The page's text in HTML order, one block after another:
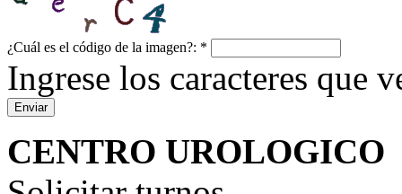
¿Cuál es el código de la imagen?: *
Ingrese los caracteres que
CENTRO UROLOGICO